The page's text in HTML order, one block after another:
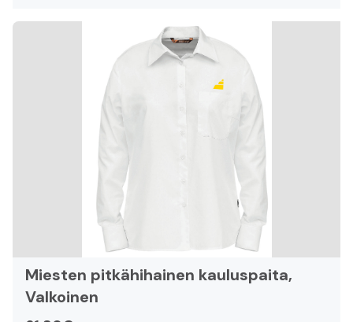
Miesten pitkähihainen kauluspaita,
Valkoinen